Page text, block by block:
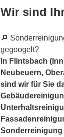
Wir sind
🔎
gegoogelt?
In Flintsbach
Neubeuern,
sind wir für Sie